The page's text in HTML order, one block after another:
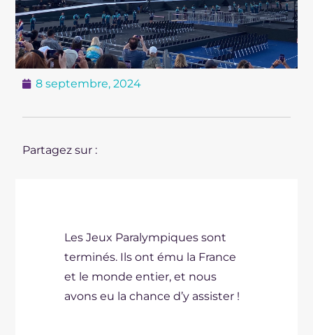
8 septembre, 2024
Partagez sur :
Les Jeux Paralympiques sont
terminés. Ils ont ému la France
et le monde entier, et nous
avons eu la chance d’y assister !